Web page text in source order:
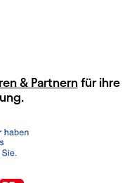
& Partnernfür ihre